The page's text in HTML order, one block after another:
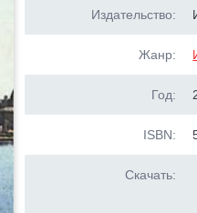
Издательство:
Жанр:
Год:
ISBN:
Скачать: